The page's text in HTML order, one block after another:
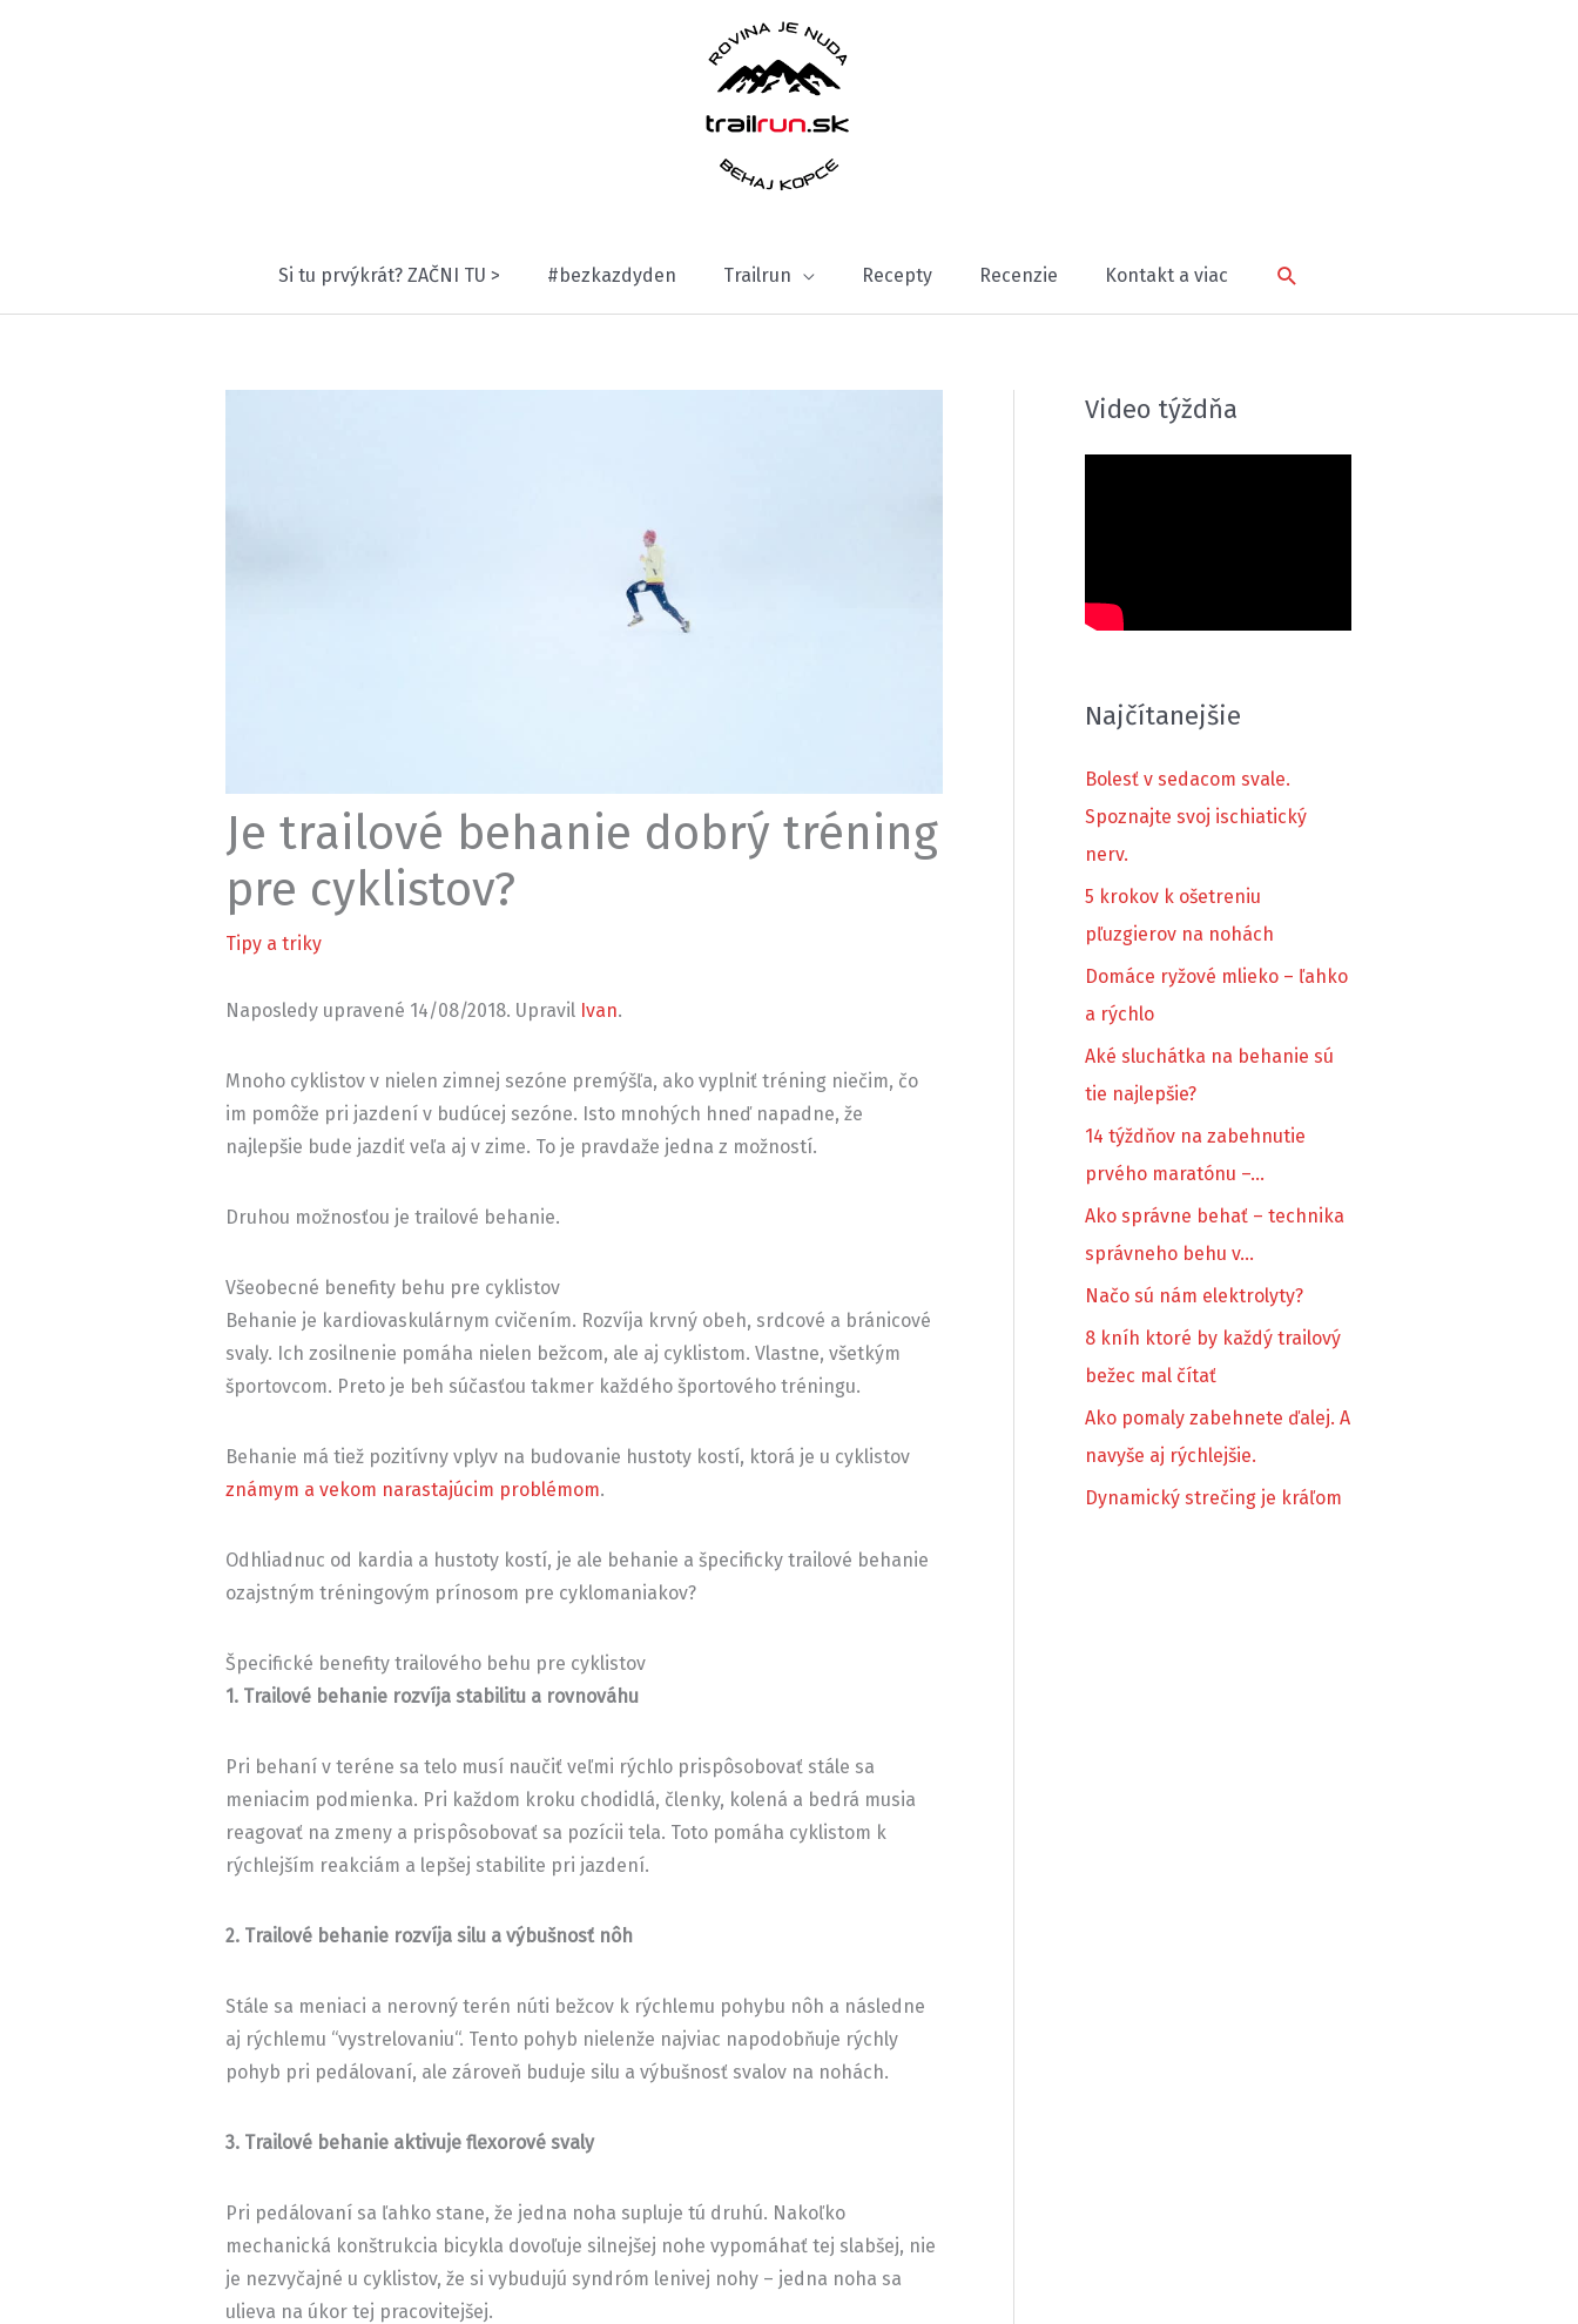
Si tu prvýkrát? ZAČNI TU > #bezkazdyden Trailrun Recepty Recenzie Kontakt a viac Hľadať
Je trailové behanie dobrý tréning
pre cyklistov?
Tipy a triky
Naposledy upravené 14/08/2018. Upravil Ivan.
Mnoho cyklistov v nielen zimnej sezóne premýšľa, ako vyplniť tréning niečim, čo
im pomôže pri jazdení v budúcej sezóne. Isto mnohých hneď napadne, že
najlepšie bude jazdiť veľa aj v zime. To je pravdaže jedna z možností.
Druhou možnosťou je trailové behanie.
Všeobecné benefity behu pre cyklistov
Behanie je kardiovaskulárnym cvičením. Rozvíja krvný obeh, srdcové a bránicové
svaly. Ich zosilnenie pomáha nielen bežcom, ale aj cyklistom. Vlastne, všetkým
športovcom. Preto je beh súčasťou takmer každého športového tréningu.
Behanie má tiež pozitívny vplyv na budovanie hustoty kostí, ktorá je u cyklistov
známym a vekom narastajúcim problémom.
Odhliadnuc od kardia a hustoty kostí, je ale behanie a špecificky trailové behanie
ozajstným tréningovým prínosom pre cyklomaniakov?
Špecifické benefity trailového behu pre cyklistov
1. Trailové behanie rozvíja stabilitu a rovnováhu
Pri behaní v teréne sa telo musí naučiť veľmi rýchlo prispôsobovať stále sa
meniacim podmienka. Pri každom kroku chodidlá, členky, kolená a bedrá musia
reagovať na zmeny a prispôsobovať sa pozícii tela. Toto pomáha cyklistom k
rýchlejším reakciám a lepšej stabilite pri jazdení.
2. Trailové behanie rozvíja silu a výbušnosť nôh
Stále sa meniaci a nerovný terén núti bežcov k rýchlemu pohybu nôh a následne
aj rýchlemu “vystrelovaniu“. Tento pohyb nielenže najviac napodobňuje rýchly
pohyb pri pedálovaní, ale zároveň buduje silu a výbušnosť svalov na nohách.
3. Trailové behanie aktivuje flexorové svaly
Pri pedálovaní sa ľahko stane, že jedna noha supluje tú druhú. Nakoľko
mechanická konštrukcia bicykla dovoľuje silnejšej nohe vypomáhať tej slabšej, nie
je nezvyčajné u cyklistov, že si vybudujú syndróm lenivej nohy – jedna noha sa
ulieva na úkor tej pracovitejšej.
Video týždňa
Najčítanejšie
Bolesť v sedacom svale.
Spoznajte svoj ischiatický
nerv.
5 krokov k ošetreniu
pľuzgierov na nohách
Domáce ryžové mlieko – ľahko
a rýchlo
Aké sluchátka na behanie sú
tie najlepšie?
14 týždňov na zabehnutie
prvého maratónu –…
Ako správne behať – technika
správneho behu v…
Načo sú nám elektrolyty?
8 kníh ktoré by každý trailový
bežec mal čítať
Ako pomaly zabehnete ďalej. A
navyše aj rýchlejšie.
Dynamický strečing je kráľom